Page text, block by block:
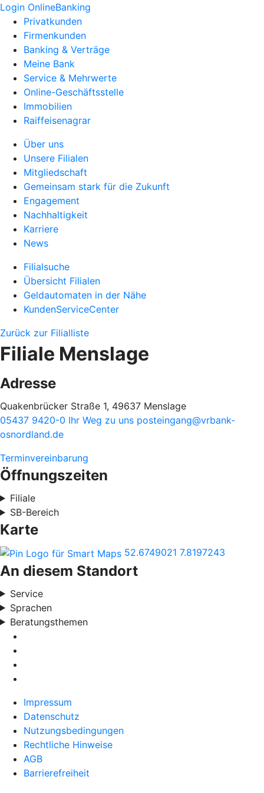
Login OnlineBanking
Privatkunden
Firmenkunden
Banking & Verträge
Meine Bank
Service & Mehrwerte
Online-Geschäftsstelle
Immobilien
Raiffeisenagrar
Über uns
Unsere Filialen
Mitgliedschaft
Gemeinsam stark für die Zukunft
Engagement
Nachhaltigkeit
Karriere
News
Filialsuche
Übersicht Filialen
Geldautomaten in der Nähe
KundenServiceCenter
Zurück zur Filialliste
Filiale Menslage
Adresse
Quakenbrücker Straße 1, 49637 Menslage
05437 9420-0 Ihr Weg zu uns posteingang@vrbank-
osnordland.de
Terminvereinbarung
Öffnungszeiten
Filiale
SB-Bereich
Karte
52.6749021 7.8197243
An diesem Standort
Service
Sprachen
Beratungsthemen
Impressum
Datenschutz
Nutzungsbedingungen
Rechtliche Hinweise
AGB
Barrierefreiheit